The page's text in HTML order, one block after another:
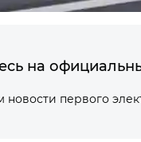
на
новости первого